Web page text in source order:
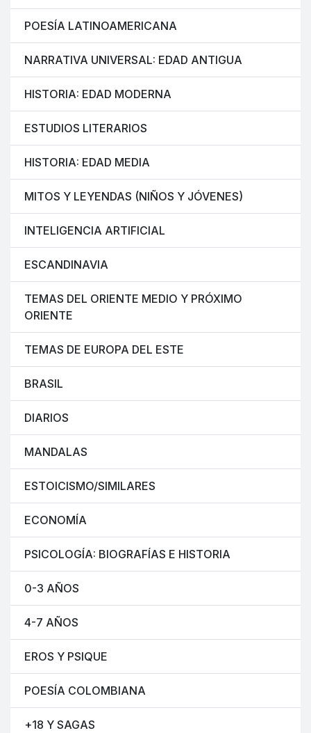
POESÍA LATINOAMERICANA
NARRATIVA UNIVERSAL: EDAD ANTIGUA
HISTORIA: EDAD MODERNA
ESTUDIOS LITERARIOS
HISTORIA: EDAD MEDIA
MITOS Y LEYENDAS (NIÑOS Y JÓVENES)
INTELIGENCIA ARTIFICIAL
ESCANDINAVIA
TEMAS DEL ORIENTE MEDIO Y PRÓXIMO
ORIENTE
TEMAS DE EUROPA DEL ESTE
BRASIL
DIARIOS
MANDALAS
ESTOICISMO/SIMILARES
ECONOMÍA
PSICOLOGÍA: BIOGRAFÍAS E HISTORIA
0-3 AÑOS
4-7 AÑOS
EROS Y PSIQUE
POESÍA COLOMBIANA
+18 Y SAGAS